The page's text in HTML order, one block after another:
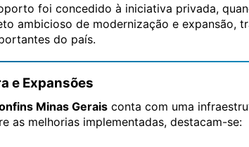
foi concedido à iniciativa privada,
ambicioso de modernização e expansão,
do país.
e Expansões
Minas Gerais conta com uma
as melhorias implementadas, destacam-se: